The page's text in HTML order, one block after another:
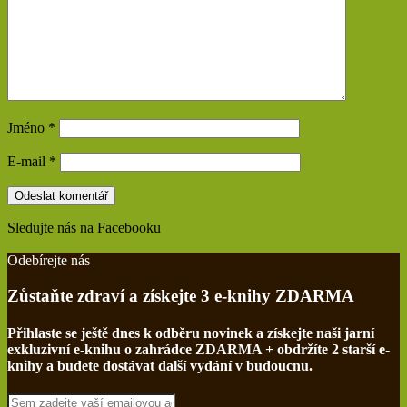
Jméno *
E-mail *
Sledujte nás na Facebooku
Odebírejte nás
Zůstaňte zdraví a získejte 3 e-knihy ZDARMA
Přihlaste se ještě dnes k odběru novinek a získejte naši jarní
exkluzivní e-knihu o zahrádce ZDARMA + obdržíte 2 starší e-
knihy a budete dostávat další vydání v budoucnu.
Sem